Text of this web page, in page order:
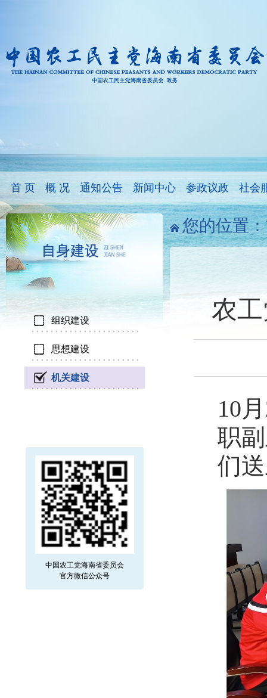
首 页 概 况 通知公告 新闻中心 参政议政 社会
组织建设
思想建设
机关建设
中国农工党海南省委员会
官方微信公众号
您的位置：
农
10
职
们